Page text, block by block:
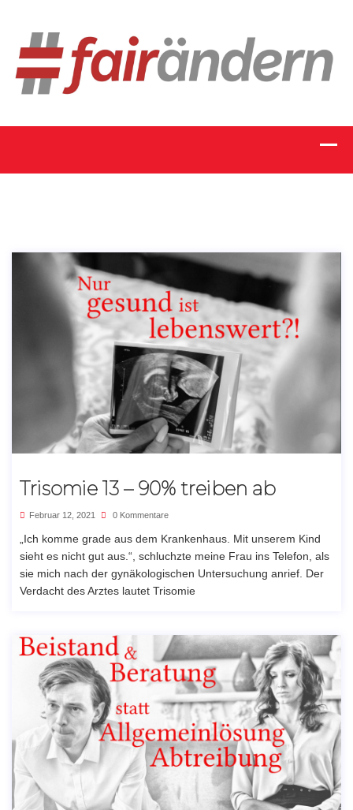
Trisomie 13 – 90% treiben ab
Februar 12, 2021 0 Kommentare
„Ich komme grade aus dem Krankenhaus. Mit unserem Kind
sieht es nicht gut aus.“, schluchzte meine Frau ins Telefon, als
sie mich nach der gynäkologischen Untersuchung anrief. Der
Verdacht des Arztes lautet Trisomie